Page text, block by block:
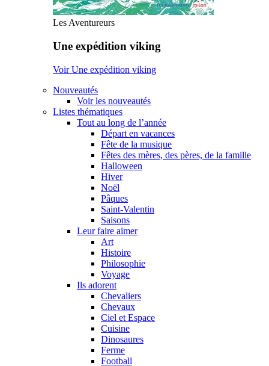
Les Aventureurs
Une expédition viking
Voir Une expédition viking
Nouveautés
Voir les nouveautés
Listes thématiques
Tout au long de l’année
Départ en vacances
Fête de la musique
Fêtes des mères, des pères, de la famille
Halloween
Hiver
Noël
Pâques
Saint-Valentin
Saisons
Leur faire aimer
Art
Histoire
Philosophie
Voyage
Ils adorent
Chevaliers
Chevaux
Ciel et Espace
Cuisine
Dinosaures
Ferme
Football